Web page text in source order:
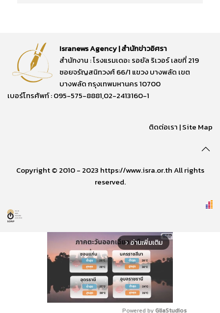
Isranews Agency | สำนักข่าวอิศรา
สำนักงาน : โรงแรมเดอะ รอยัล ริเวอร์ เลขที่ 219
ซอยจรัญสนิทวงศ์ 66/1 แขวง บางพลัด เขต
บางพลัด กรุงเทพมหานคร 10700
เบอร์โทรศัพท์ : 095-575-8881,02-2413160-1
ติดต่อเรา |Site Map
Copyright © 2010 - 2023 https://www.isra.or.th All rights
reserved.
arrow_forward_ios อ่านเพิ่มเติม
Powered by GliaStudios